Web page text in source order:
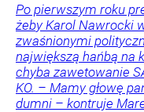
Po pierwszym roku
żeby Karol Nawrocki
zwaśnionymi
największą hańbą na
chyba zawetowanie
KO. – Mamy głowę
dumni – kontruje